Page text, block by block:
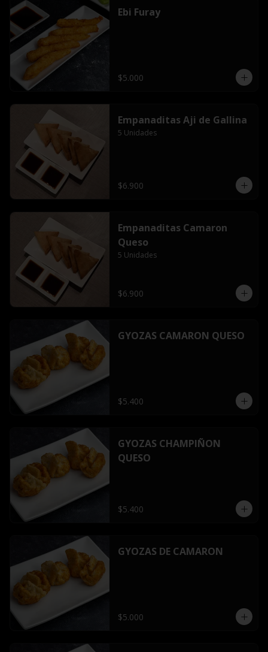
Ebi Furay
$5.000
Empanaditas Aji de Gallina
5 Unidades
$6.900
Empanaditas Camaron
Queso
5 Unidades
$6.900
GYOZAS CAMARON QUESO
$5.400
GYOZAS CHAMPIÑON
QUESO
$5.400
GYOZAS DE CAMARON
$5.000